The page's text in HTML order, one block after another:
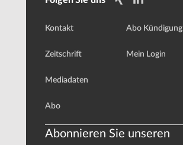
Kontakt
Zeitschrift
Mediadaten
Abo
Abo Kündigung
Mein Login
Abonnieren Sie unseren